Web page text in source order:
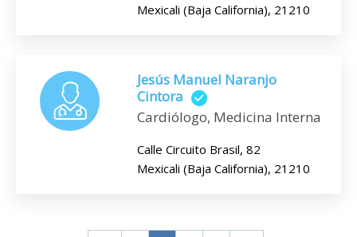
Mexicali (Baja California), 21210
Jesús Manuel Naranjo
Cintora
Cardiólogo, Medicina Interna
Calle Circuito Brasil, 82
Mexicali (Baja California), 21210